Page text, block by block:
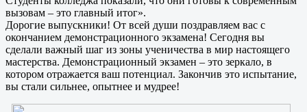
вызовам – это главный итог».
Дорогие выпускники! От всей души поздравляем вас с
окончанием демонстрационного экзамена! Сегодня вы
сделали важный шаг из зоны ученичества в мир настоящего
мастерства. Демонстрационный экзамен – это зеркало, в
котором отражается ваш потенциал. Закончив это испытание,
вы стали сильнее, опытнее и мудрее!